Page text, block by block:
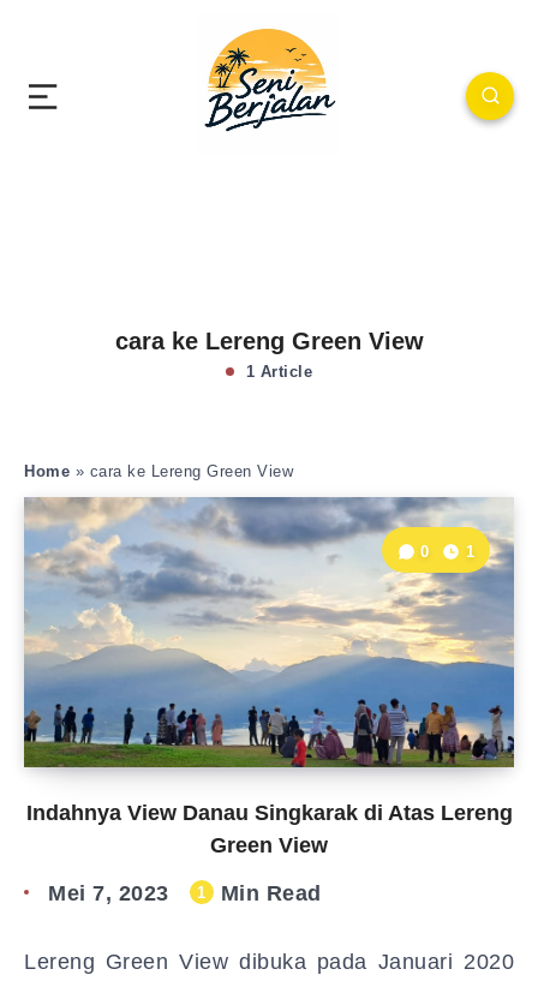
cara ke Lereng Green View
1 Article
Home » cara ke Lereng Green View
Indahnya View Danau Singkarak di Atas Lereng
Green View
0 1
Mei 7, 2023 1 Min Read
Lereng Green View dibuka pada Januari 2020